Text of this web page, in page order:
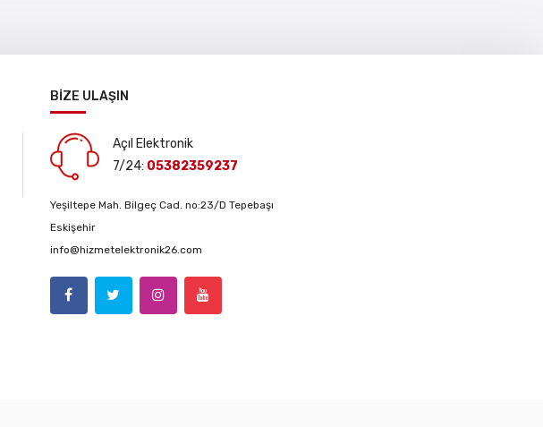
BİZE ULAŞIN
Açıl Elektronik
7/24: 05382359237
Yeşiltepe Mah. Bilgeç Cad. no:23/D Tepebaşı
Eskişehir
info@hizmetelektronik26.com